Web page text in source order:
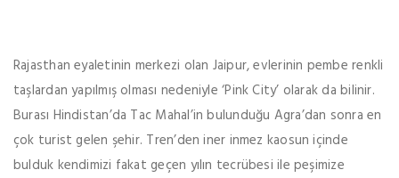
Rajasthan eyaletinin merkezi olan Jaipur, evlerinin pembe renkli
taşlardan yapılmış olması nedeniyle ‘Pink City’ olarak da bilinir.
Burası Hindistan’da Tac Mahal’in bulunduğu Agra’dan sonra en
çok turist gelen şehir. Tren’den iner inmez kaosun içinde
bulduk kendimizi fakat geçen yılın tecrübesi ile peşimize